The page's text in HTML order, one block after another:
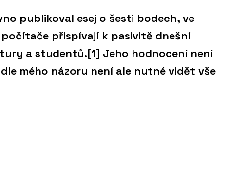
publikoval esej o šesti bodech, ve
přispívají k pasivitě dnešní
a studentů.[1] Jeho hodnocení není
mého názoru není ale nutné vidět vše